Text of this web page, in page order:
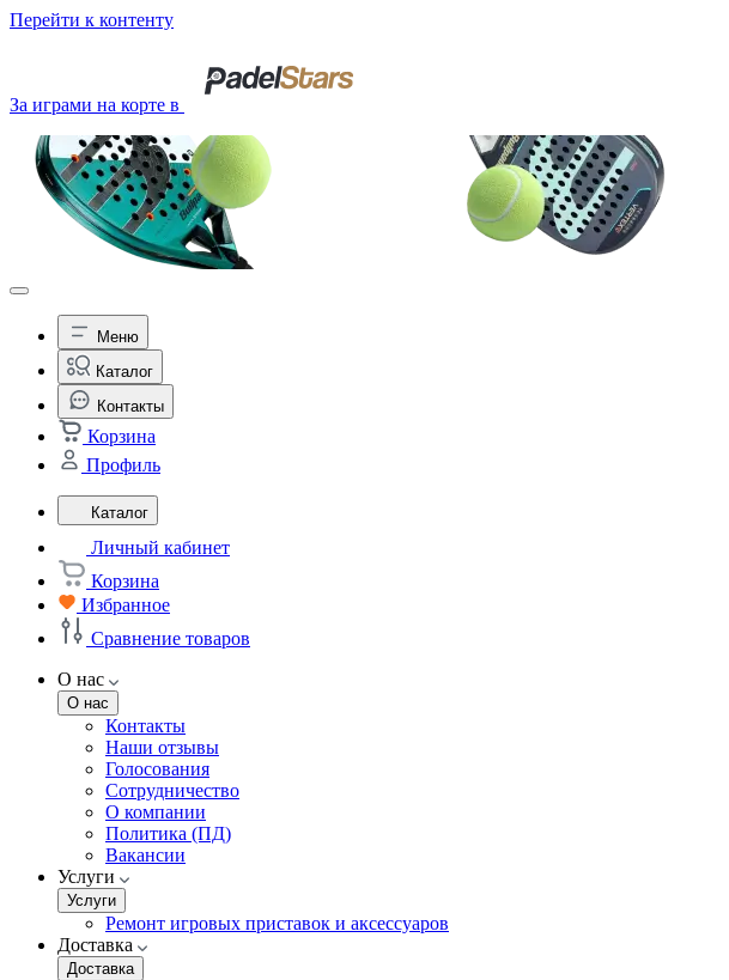
Перейти к контенту
За играми на корте в
Меню
Каталог
Контакты
Корзина
Профиль
Каталог
Личный кабинет
Корзина
Избранное
Сравнение товаров
О нас
О нас
Контакты
Наши отзывы
Голосования
Сотрудничество
О компании
Политика (ПД)
Вакансии
Услуги
Услуги
Ремонт игровых приставок и аксессуаров
Доставка
Доставка